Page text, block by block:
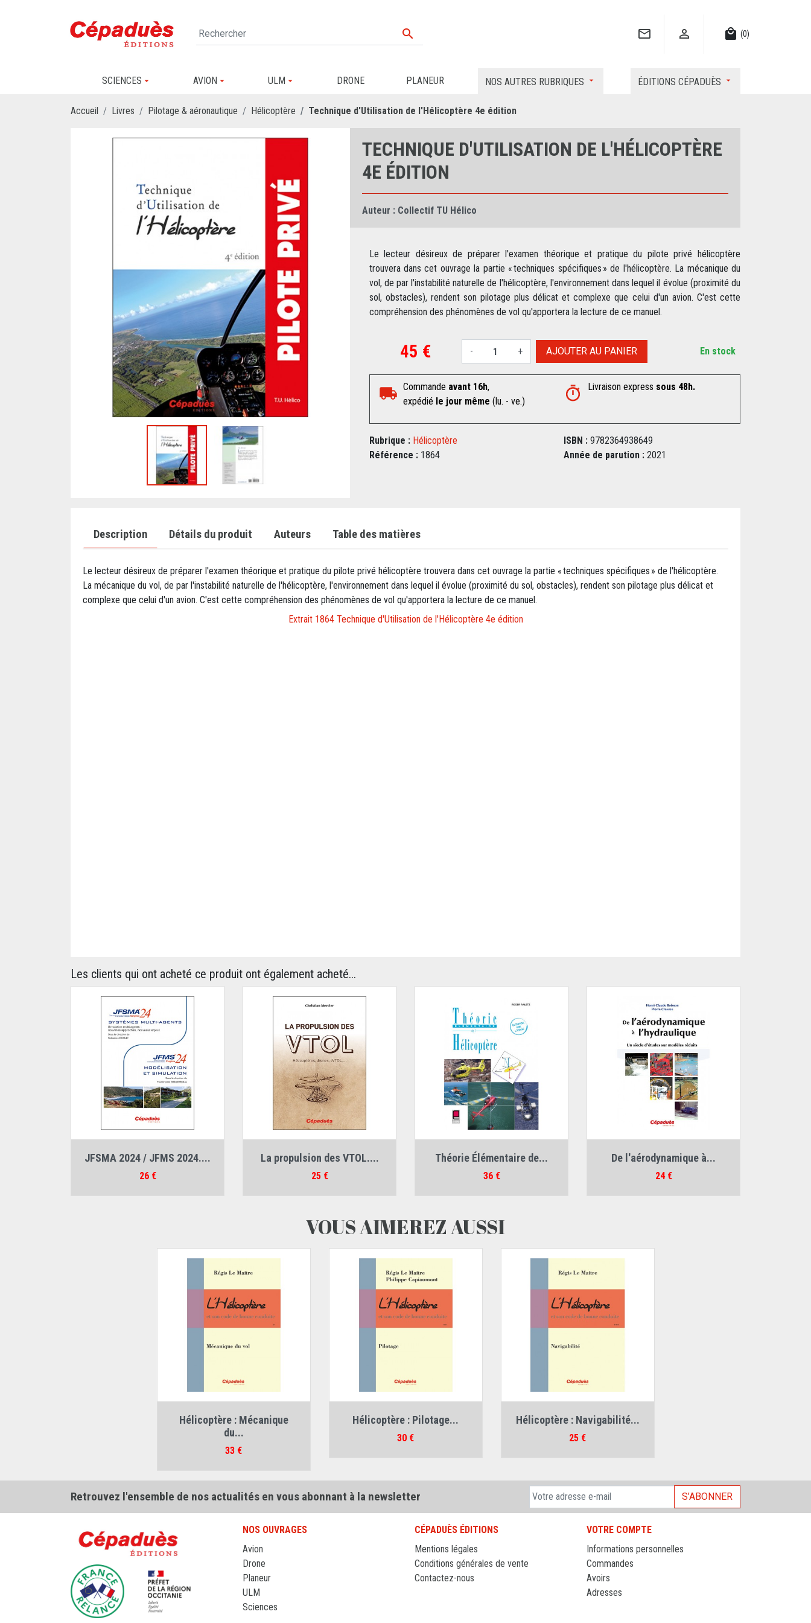
   local_mall (0)
SCIENCES AVION ULM DRONE PLANEUR NOS AUTRES RUBRIQUES ÉDITIONS CÉPADUÈS
Accueil Livres Pilotage & aéronautique Hélicoptère Technique d'Utilisation de l'Hélicoptère 4e édition
TECHNIQUE D'UTILISATION DE L'HÉLICOPTÈRE
4E ÉDITION
Auteur : Collectif TU Hélico
Le lecteur désireux de préparer l'examen théorique et pratique du pilote privé hélicoptère
trouvera dans cet ouvrage la partie « techniques spécifiques » de l'hélicoptère. La mécanique du
vol, de par l'instabilité naturelle de l'hélicoptère, l'environnement dans lequel il évolue (proximité du
sol, obstacles), rendent son pilotage plus délicat et complexe que celui d'un avion. C'est cette
compréhension des phénomènes de vol qu'apportera la lecture de ce manuel.
45 € - + AJOUTER AU PANIER En stock
Commande avant 16h,
expédié le jour même (lu. - ve.)
Livraison express sous 48h.
Rubrique : Hélicoptère ISBN : 9782364938649
Référence :1864 Année de parution : 2021
Description Détails du produit Auteurs Table des matières
Le lecteur désireux de préparer l'examen théorique et pratique du pilote privé hélicoptère trouvera dans cet ouvrage la partie « techniques spécifiques » de l'hélicoptère.
La mécanique du vol, de par l'instabilité naturelle de l'hélicoptère, l'environnement dans lequel il évolue (proximité du sol, obstacles), rendent son pilotage plus délicat et
complexe que celui d'un avion. C'est cette compréhension des phénomènes de vol qu'apportera la lecture de ce manuel.
Extrait 1864 Technique d'Utilisation de l'Hélicoptère 4e édition
Les clients qui ont acheté ce produit ont également acheté...
JFSMA 2024 / JFMS 2024....
Prix
26 €
La propulsion des VTOL....
Prix
25 €
Auteur :
Théorie Élémentaire de...
Prix
36 €
Henri-Claude Boisson, Pierre Crausse
De l'aérodynamique à...
Prix
24 €
VOUS AIMEREZ AUSSI
Hélicoptère : Mécanique
du...
Prix
33 €
Philippe Capiaumont, Régis Le Maitre
Hélicoptère : Pilotage...
Prix
30 €
Hélicoptère : Navigabilité...
Prix
25 €
Retrouvez l'ensemble de nos actualités en vous abonnant à la newsletter S’ABONNER
NOS OUVRAGES
Avion
Drone
Planeur
ULM
Sciences
CÉPADUÈS ÉDITIONS
Mentions légales
Conditions générales de vente
Contactez-nous
VOTRE COMPTE
Informations personnelles
Commandes
Avoirs
Adresses